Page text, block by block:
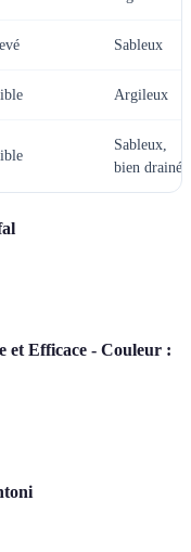
Sableux
Argileux
Sableux,
bien drainé
et Efficace - Couleur :